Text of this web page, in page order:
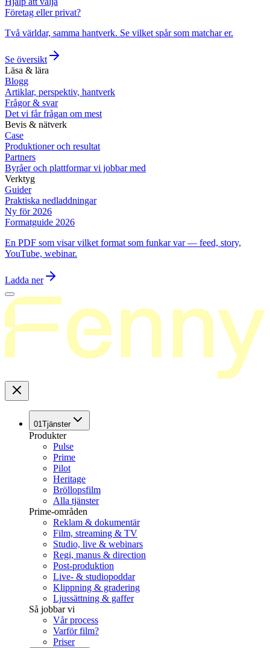
Företag eller privat?
Två världar, samma hantverk. Se vilket spår som matchar er.
Se översikt
Läsa & lära
Blogg
Artiklar, perspektiv, hantverk
Frågor & svar
Det vi får frågan om mest
Bevis & nätverk
Case
Produktioner och resultat
Partners
Byråer och plattformar vi jobbar med
Verktyg
Guider
Praktiska nedladdningar
Ny för 2026
Formatguide 2026
En PDF som visar vilket format som funkar var — feed, story,
YouTube, webinar.
Ladda ner
01Tjänster
Produkter
Pulse
Prime
Pilot
Heritage
Bröllopsfilm
Alla tjänster
Prime-områden
Reklam & dokumentär
Film, streaming & TV
Studio, live & webinars
Regi, manus & direction
Post-produktion
Live- & studiopoddar
Klippning & gradering
Ljussättning & gaffer
Så jobbar vi
Vår process
Varför film?
Priser